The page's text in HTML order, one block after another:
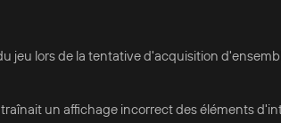
jeu lors de la tentative d'acquisition
un affichage incorrect des éléments